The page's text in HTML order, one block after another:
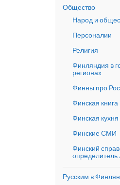
Общество
Народ и
Персоналии
Религия
Финляндия в
регионах
Финны про
Финская книга
Финская кухня
Финские СМИ
Финский
Русским в